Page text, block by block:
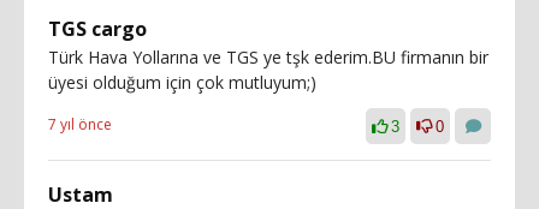
TGS cargo
Türk Hava Yollarına ve TGS ye tşk ederim.BU firmanın bir
üyesi olduğum için çok mutluyum;)
7 yıl önce 3 0
Ustam